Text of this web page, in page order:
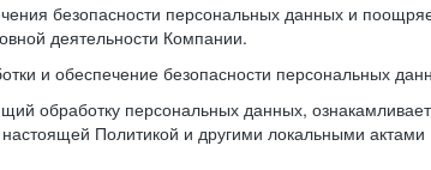
безопасности персональных данных и
деятельности Компании.
и обеспечение безопасности персональных
обработку персональных данных,
Политикой и другими локальными